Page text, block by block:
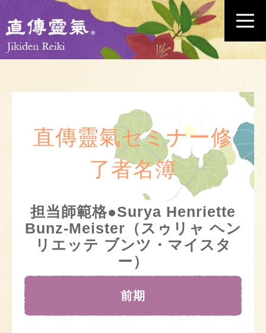
直傳靈氣セミナー修
了者名簿
担当師範格●Surya Henriette
Bunz-Meister（スゥリャ ヘン
リエッテ ブンツ・マイスタ
ー）
前期